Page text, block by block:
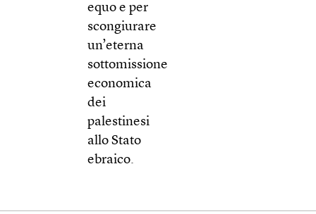
equo e per
scongiurare
un’eterna
sottomissione
economica
dei
palestinesi
allo Stato
ebraico.